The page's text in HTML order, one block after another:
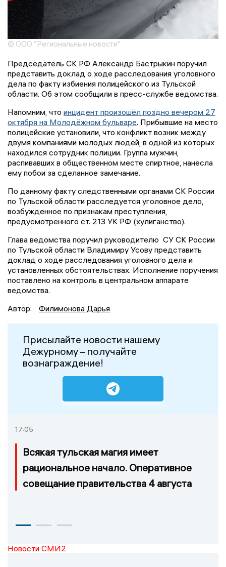
© ООО "Региональные новости"
Председатель СК РФ Александр Бастрыкин поручил
представить доклад о ходе расследования уголовного
дела по факту избиения полицейского из Тульской
области. Об этом сообщили в пресс-службе ведомства.
Напомним, что инцидент произошёл поздно вечером 27
октября на Молодёжном бульваре. Прибывшие на место
полицейские установили, что конфликт возник между
двумя компаниями молодых людей, в одной из которых
находился сотрудник полиции. Группа мужчин,
распивавших в общественном месте спиртное, нанесла
ему побои за сделанное замечание.
По данному факту следственными органами СК России
по Тульской области расследуется уголовное дело,
возбужденное по признакам преступления,
предусмотренного ст. 213 УК РФ (хулиганство).
Глава ведомства поручил руководителю СУ СК России
по Тульской области Владимиру Усову представить
доклад о ходе расследования уголовного дела и
установленных обстоятельствах. Исполнение поручения
поставлено на контроль в центральном аппарате
ведомства.
Автор:
Филимонова Дарья
Присылайте новости нашему
Дежурному – получайте
вознаграждение!
17:05
Всякая тульская магия имеет
рациональное начало. Оперативное
совещание правительства 4 августа
Новости СМИ2